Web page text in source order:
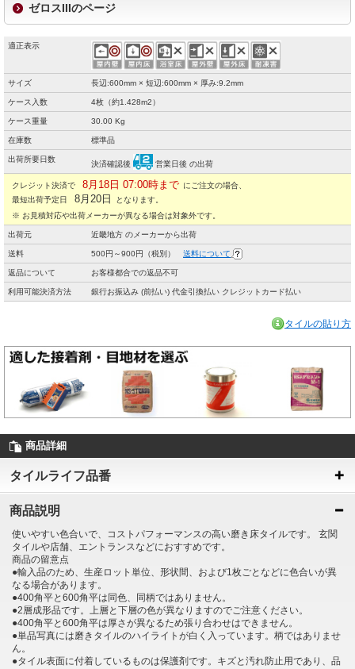
ゼロスIIIのページ
適正表示
サイズ 長辺:600mm × 短辺:600mm × 厚み:9.2mm
ケース入数 4枚（約1.428m2）
ケース重量 30.00 Kg
在庫数 標準品
出荷所要日数
決済確認後 営業日後 の出荷
クレジット決済で 8月18日 07:00時まで にご注文の場合、
最短出荷予定日
8月20日
となります。
※ お見積対応や出荷メーカーが異なる場合は対象外です。
出荷元 近畿地方 のメーカーから出荷
送料 500円～900円（税別） 送料について
返品について お客様都合での返品不可
利用可能決済方法 銀行お振込み (前払い) 代金引換払い クレジットカード払い
タイルの貼り方
商品詳細
タイルライフ品番
商品説明
使いやすい色合いで、コストパフォーマンスの高い磨き床タイルです。 玄関
タイルや店舗、エントランスなどにおすすめです。
商品の留意点
●輸入品のため、生産ロット単位、形状間、および1枚ごとなどに色合いが異
なる場合があります。
●400角平と600角平は同色、同柄ではありません。
●2層成形品です。上層と下層の色が異なりますのでご注意ください。
●400角平と600角平は厚さが異なるため張り合わせはできません。
●単品写真には磨きタイルのハイライトが白く入っています。柄ではありませ
ん。
●タイル表面に付着しているものは保護剤です。キズと汚れ防止用であり、品